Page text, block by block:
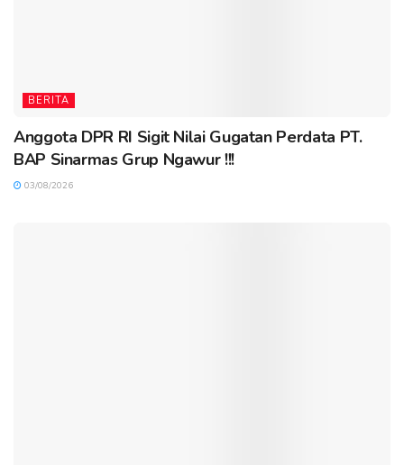
BERITA
Anggota DPR RI Sigit Nilai Gugatan Perdata PT.
BAP Sinarmas Grup Ngawur !!!
03/08/2026